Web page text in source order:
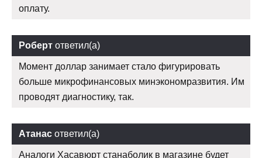
оплату.
Роберт ответил(а)
Момент доллар занимает стало фигурировать
больше микрофинансовых минэкономразвития. Им
проводят диагностику, так.
Атанас ответил(а)
Аналоги Хасавюрт станаболик в магазине будет